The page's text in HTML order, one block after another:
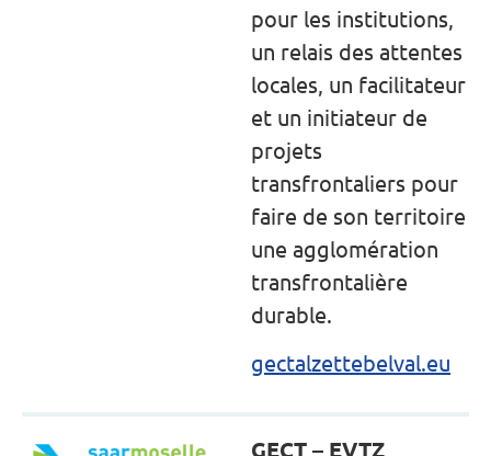
pour les institutions,
un relais des attentes
locales, un facilitateur
et un initiateur de
projets
transfrontaliers pour
faire de son territoire
une agglomération
transfrontalière
durable.
gectalzettebelval.eu
GECT – EVTZ